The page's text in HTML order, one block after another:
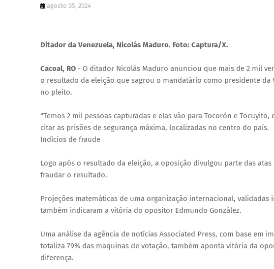
agosto 05, 2024
Ditador da Venezuela, Nicolás Maduro. Foto: Captura/X.
Cacoal, RO - O ditador Nicolás Maduro anunciou que mais de 2 mil
o resultado da eleição que sagrou o mandatário como presidente
no pleito.
“Temos 2 mil pessoas capturadas e elas vão para Tocorón e
citar as prisões de segurança máxima, localizadas no centro do país.
Indícios de fraude
Logo após o resultado da eleição, a oposição divulgou parte das
fraudar o resultado.
Projeções matemáticas de uma organização internacional,
também indicaram a vitória do opositor Edmundo González.
Uma análise da agência de notícias Associated Press, com base em
totaliza 79% das maquinas de votação, também aponta vitória da
diferença.